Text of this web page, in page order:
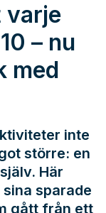
varje
– nu
med
inte
större: en
Här
sparade
gått från ett